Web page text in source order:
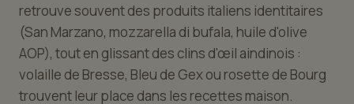
retrouve souvent des produits italiens identitaires
(San Marzano, mozzarella di bufala, huile d'olive
AOP), tout en glissant des clins d'œil aindinois :
volaille de Bresse, Bleu de Gex ou rosette de Bourg
trouvent leur place dans les recettes maison.